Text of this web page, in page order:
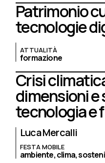
Patrimonio
tecnologie
ATTUALITÀ
formazione
Crisi
dimensioni e
tecnologia e
Luca Mercalli
FESTA MOBILE
ambiente,clima,